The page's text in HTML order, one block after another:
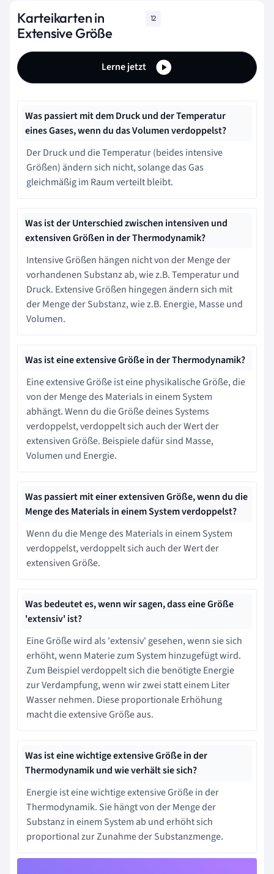
Karteikarten in
Extensive Größe
12
Lerne jetzt
Was passiert mit dem Druck und der Temperatur
eines Gases, wenn du das Volumen verdoppelst?
Der Druck und die Temperatur (beides intensive
Größen) ändern sich nicht, solange das Gas
gleichmäßig im Raum verteilt bleibt.
Was ist der Unterschied zwischen intensiven und
extensiven Größen in der Thermodynamik?
Intensive Größen hängen nicht von der Menge der
vorhandenen Substanz ab, wie z.B. Temperatur und
Druck. Extensive Größen hingegen ändern sich mit
der Menge der Substanz, wie z.B. Energie, Masse und
Volumen.
Was ist eine extensive Größe in der Thermodynamik?
Eine extensive Größe ist eine physikalische Größe, die
von der Menge des Materials in einem System
abhängt. Wenn du die Größe deines Systems
verdoppelst, verdoppelt sich auch der Wert der
extensiven Größe. Beispiele dafür sind Masse,
Volumen und Energie.
Was passiert mit einer extensiven Größe, wenn du die
Menge des Materials in einem System verdoppelst?
Wenn du die Menge des Materials in einem System
verdoppelst, verdoppelt sich auch der Wert der
extensiven Größe.
Was bedeutet es, wenn wir sagen, dass eine Größe
'extensiv' ist?
Eine Größe wird als 'extensiv' gesehen, wenn sie sich
erhöht, wenn Materie zum System hinzugefügt wird.
Zum Beispiel verdoppelt sich die benötigte Energie
zur Verdampfung, wenn wir zwei statt einem Liter
Wasser nehmen. Diese proportionale Erhöhung
macht die extensive Größe aus.
Was ist eine wichtige extensive Größe in der
Thermodynamik und wie verhält sie sich?
Energie ist eine wichtige extensive Größe in der
Thermodynamik. Sie hängt von der Menge der
Substanz in einem System ab und erhöht sich
proportional zur Zunahme der Substanzmenge.